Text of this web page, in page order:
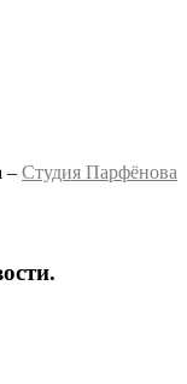
– Студия Парфёнова